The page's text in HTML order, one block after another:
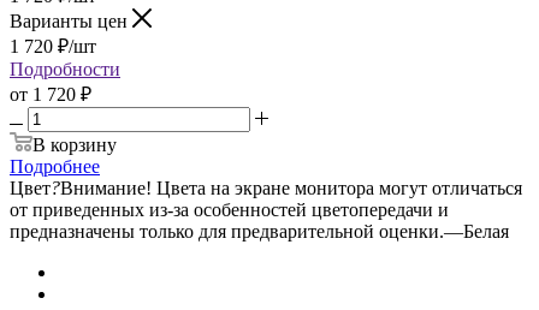
Варианты цен
1 720 ₽/шт
Подробности
от 1 720 ₽
В корзину
Подробнее
Цвет?Внимание! Цвета на экране монитора могут отличаться
от приведенных из-за особенностей цветопередачи и
предназначены только для предварительной оценки.—Белая